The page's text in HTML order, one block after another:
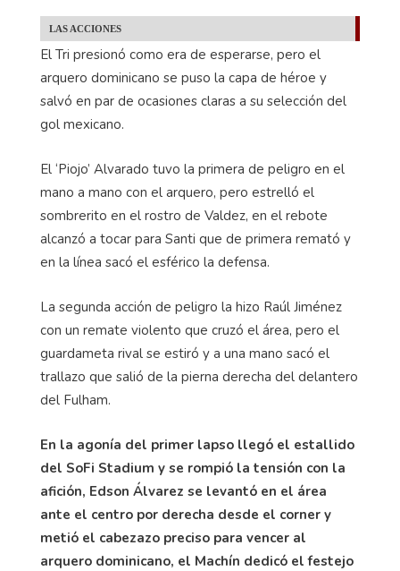
LAS ACCIONES
El Tri presionó como era de esperarse, pero el
arquero dominicano se puso la capa de héroe y
salvó en par de ocasiones claras a su selección del
gol mexicano.
El ‘Piojo’ Alvarado tuvo la primera de peligro en el
mano a mano con el arquero, pero estrelló el
sombrerito en el rostro de Valdez, en el rebote
alcanzó a tocar para Santi que de primera remató y
en la línea sacó el esférico la defensa.
La segunda acción de peligro la hizo Raúl Jiménez
con un remate violento que cruzó el área, pero el
guardameta rival se estiró y a una mano sacó el
trallazo que salió de la pierna derecha del delantero
del Fulham.
En la agonía del primer lapso llegó el estallido
del SoFi Stadium y se rompió la tensión con la
afición, Edson Álvarez se levantó en el área
ante el centro por derecha desde el corner y
metió el cabezazo preciso para vencer al
arquero dominicano, el Machín dedicó el festejo